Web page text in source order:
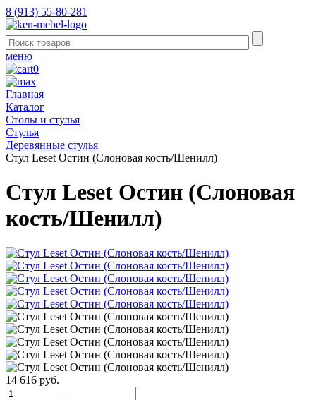
8 (913) 55-80-281
меню
0
Главная
Каталог
Столы и стулья
Стулья
Деревянные стулья
Стул Leset Остин (Слоновая кость/Шенилл)
Стул Leset Остин (Слоновая
кость/Шенилл)
14 616 руб.